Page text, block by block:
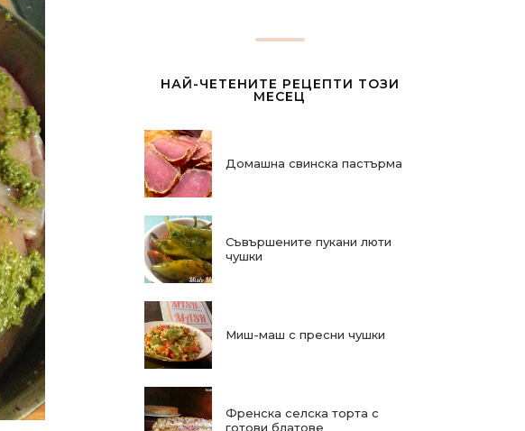
НАЙ-ЧЕТЕНИТЕ РЕЦЕПТИ ТОЗИ
МЕСЕЦ
Домашна свинска пастърма
Съвършените пукани люти
чушки
Миш-маш с пресни чушки
Френска селска торта с
готови блатове